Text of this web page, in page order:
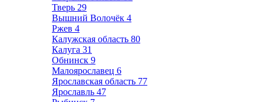
Тверь 29
Вышний Волочёк 4
Ржев 4
Калужская область 80
Калуга 31
Обнинск 9
Малоярославец 6
Ярославская область 77
Ярославль 47